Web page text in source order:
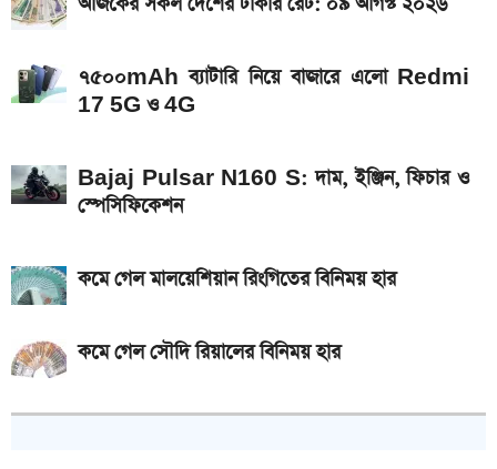
৭৫০০mAh ব্যাটারি নিয়ে বাজারে এলো Redmi
17 5G ও 4G
Bajaj Pulsar N160 S: দাম, ইঞ্জিন, ফিচার ও
স্পেসিফিকেশন
কমে গেল মালয়েশিয়ান রিংগিতের বিনিময় হার
কমে গেল সৌদি রিয়ালের বিনিময় হার